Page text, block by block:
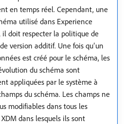
en temps réel. Cependant, une
utilisé dans Experience
il doit respecter la politique de
version additif. Une fois qu’un
est créé pour le schéma, les
du schéma sont
appliquées par le système à
du schéma. Les champs ne
modifiables dans tous les
dans lesquels ils sont